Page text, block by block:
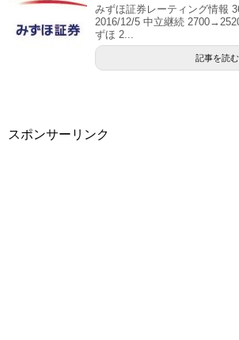
みずほ証券レーティング情報
2016/12/5 中立継続
ずほ 2...
記事を読む
スポンサーリンク